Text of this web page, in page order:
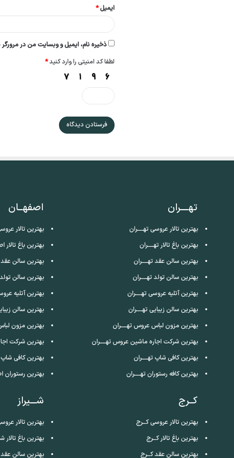
ایمیل*
ذخیره نام، ایمیل و وبسایت من در
لطفا کد امنیتی را وارد کنید*
تهــــران
بهترین تالار عروسی تهــــران
بهترین باغ تالار تهــــران
بهترین سالن عقد تهــــران
بهترین سالن تولد تهــــران
بهترین آتلیه عروسی تهــــران
بهترین سالن زیبایی تهــــران
بهترین مزون لباس عروس تهــــران
بهترین شرکت اجاره ماشین عروس تهــــران
بهترین کافی شاپ تهــــران
بهترین کافه رستوران تهــــران
کــرج
بهترین تالار عروسی کــرج
بهترین باغ تالار کــرج
بهترین سالن عقد کــرج
اصفهــان
بهترین تالار
بهترین باغ تالار
بهترین سالن
بهترین سالن
بهترین آتلیه
بهترین سالن
بهترین مزون
بهترین شرکت
بهترین کافی
بهترین رستوران
شـــیراز
بهترین تالار
بهترین باغ تالار
بهترین سالن عقد